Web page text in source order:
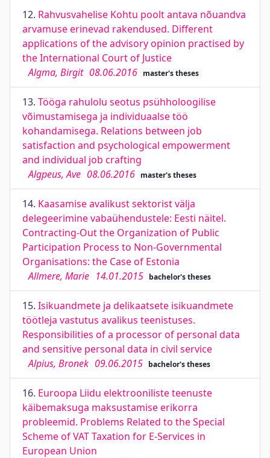
12. Rahvusvahelise Kohtu poolt antava nõuandva
arvamuse erinevad rakendused. Different
applications of the advisory opinion practised by
the International Court of Justice
Algma, Birgit 08.06.2016 master's theses
13. Tööga rahulolu seotus psühholoogilise
võimustamisega ja individuaalse töö
kohandamisega. Relations between job
satisfaction and psychological empowerment
and individual job crafting
Algpeus, Ave 08.06.2016 master's theses
14. Kaasamise avalikust sektorist välja
delegeerimine vabaühendustele: Eesti näitel.
Contracting-Out the Organization of Public
Participation Process to Non-Governmental
Organisations: the Case of Estonia
Allmere, Marie 14.01.2015 bachelor's theses
15. Isikuandmete ja delikaatsete isikuandmete
töötleja vastutus avalikus teenistuses.
Responsibilities of a processor of personal data
and sensitive personal data in civil service
Alpius, Bronek 09.06.2015 bachelor's theses
16. Euroopa Liidu elektrooniliste teenuste
käibemaksuga maksustamise erikorra
probleemid. Problems Related to the Special
Scheme of VAT Taxation for E-Services in
European Union